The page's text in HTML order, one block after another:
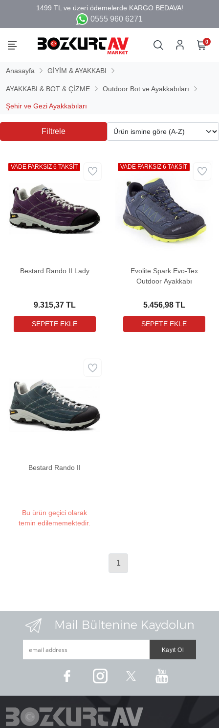
0555 960 6271
0
Anasayfa GİYİM & AYAKKABI
AYAKKABI & BOT & ÇİZME Outdoor Bot ve Ayakkabıları
Şehir ve Gezi Ayakkabıları
Filtrele
Bestard Rando II Lady
9.315,37 TL
VADE FARKSIZ 6 TAKSİT
Evolite Spark Evo-Tex
Outdoor Ayakkabı
5.456,98 TL
VADE FARKSIZ 6 TAKSİT
Bestard Rando II
Bu ürün geçici olarak
temin edilememektedir.
1